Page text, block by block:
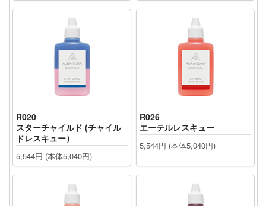
R020
スターチャイルド (チャイル
ドレスキュー）
5,544円 (本体5,040円)
R026
エーテルレスキュー
5,544円 (本体5,040円)